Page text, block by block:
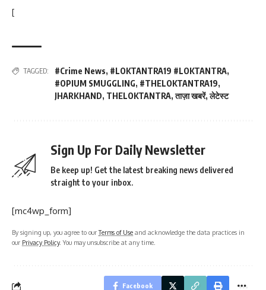
[
TAGGED: #Crime News, #LOKTANTRA19 #LOKTANTRA,
#OPIUM SMUGGLING, #THELOKTANTRA19,
JHARKHAND, THELOKTANTRA,ताज़ा खबरें,लेटेस्ट
Sign Up For Daily Newsletter
Be keep up! Get the latest breaking news delivered
straight to your inbox.
[mc4wp_form]
By signing up, you agree to ourTerms of Use and acknowledge the data practices in
our Privacy Policy. You may unsubscribe at any time.
Facebook